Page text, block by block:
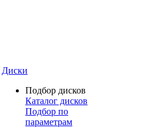
Диски
Подбор дисков
Каталог дисков
Подбор по
параметрам